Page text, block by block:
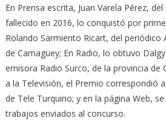
En Prensa escrita, Juan Varela Pérez,
fallecido en 2016, lo conquistó por
Rolando Sarmiento Ricart, del periódico
de Camagüey; En Radio, lo obtuvo
emisora Radio Surco, de la provincia de
a la Televisión, el Premio correspondió
de Tele Turquino; y en la página Web,
trabajos enviados al concurso.